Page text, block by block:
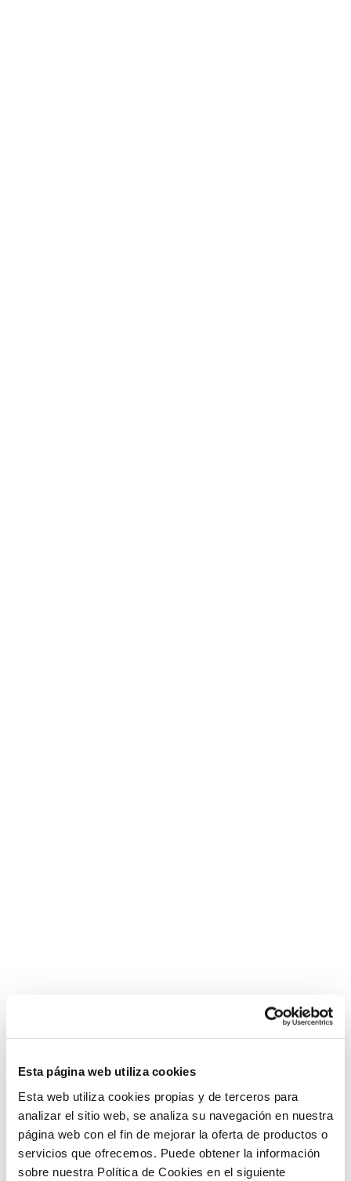
Esta página web utiliza cookies
Esta web utiliza cookies propias y de terceros para
analizar el sitio web, se analiza su navegación en nuestra
página web con el fin de mejorar la oferta de productos o
servicios que ofrecemos. Puede obtener la información
sobre nuestra Política de Cookies en el siguiente